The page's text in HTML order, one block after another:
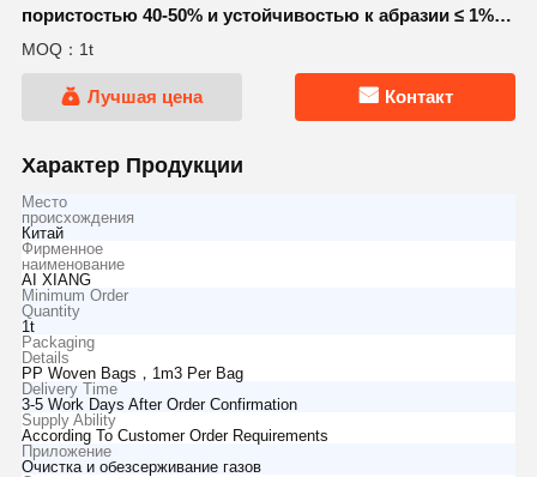
пористостью 40-50% и устойчивостью к абразии ≤ 1%
для эффективного удаления H2S при очистке газа
MOQ：1t
Лучшая цена Контакт
Характер Продукции
Место
происхождения
Китай
Фирменное
наименование
AI XIANG
Minimum Order
Quantity
1t
Packaging
Details
PP Woven Bags，1m3 Per Bag
Delivery Time
3-5 Work Days After Order Confirmation
Supply Ability
According To Customer Order Requirements
Приложение
Очистка и обезсерживание газов